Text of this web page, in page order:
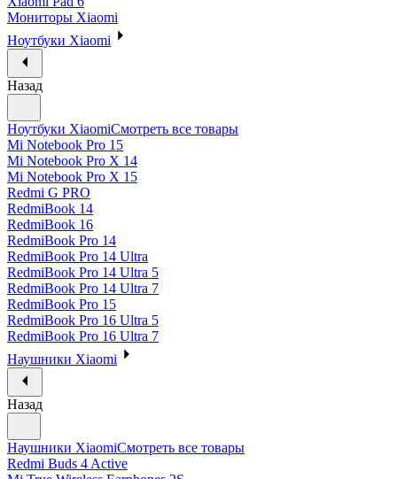
Мониторы Xiaomi
Ноутбуки Xiaomi
Назад
Ноутбуки XiaomiСмотреть все товары
Mi Notebook Pro 15
Mi Notebook Pro X 14
Mi Notebook Pro X 15
Redmi G PRO
RedmiBook 14
RedmiBook 16
RedmiBook Pro 14
RedmiBook Pro 14 Ultra
RedmiBook Pro 14 Ultra 5
RedmiBook Pro 14 Ultra 7
RedmiBook Pro 15
RedmiBook Pro 16 Ultra 5
RedmiBook Pro 16 Ultra 7
Наушники Xiaomi
Назад
Наушники XiaomiСмотреть все товары
Redmi Buds 4 Active